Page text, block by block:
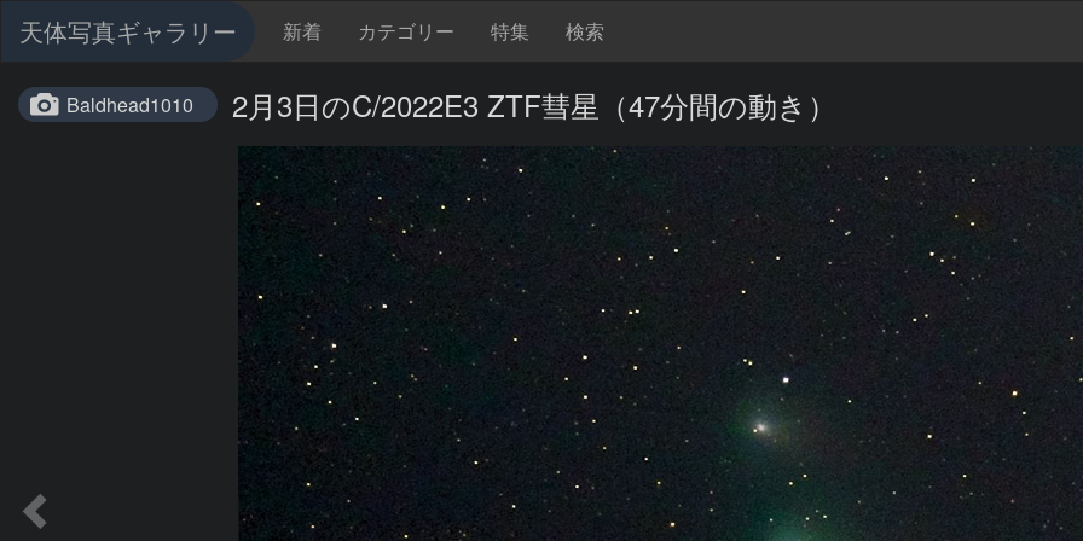
天体写真ギャラリー 新着 カテゴリー 特集 検索
Baldhead1010 2月3日のC/2022E3 ZTF彗星（47分間の動き）